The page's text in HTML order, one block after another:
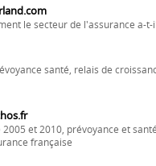
le secteur de l'assurance a-t-
santé, relais de
2005 et 2010, prévoyance et
française